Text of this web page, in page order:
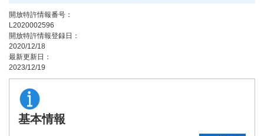
開放特許情報番号：
L2020002596
開放特許情報登録日：
2020/12/18
最新更新日：
2023/12/19
基本情報